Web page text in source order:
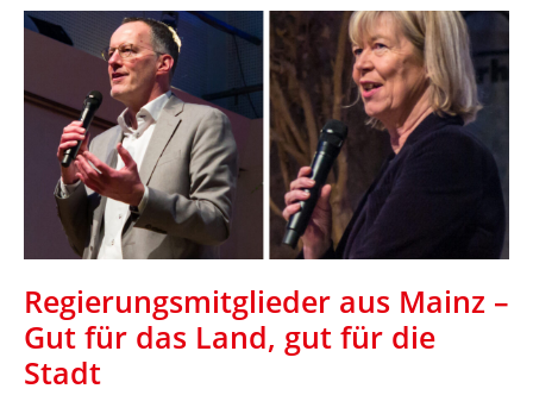
Regierungsmitglieder aus Mainz –
Gut für das Land, gut für die
Stadt